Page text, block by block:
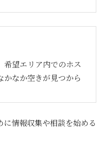
希望エリア内でのホス
かなか空きが見つから
情報収集や相談を始める